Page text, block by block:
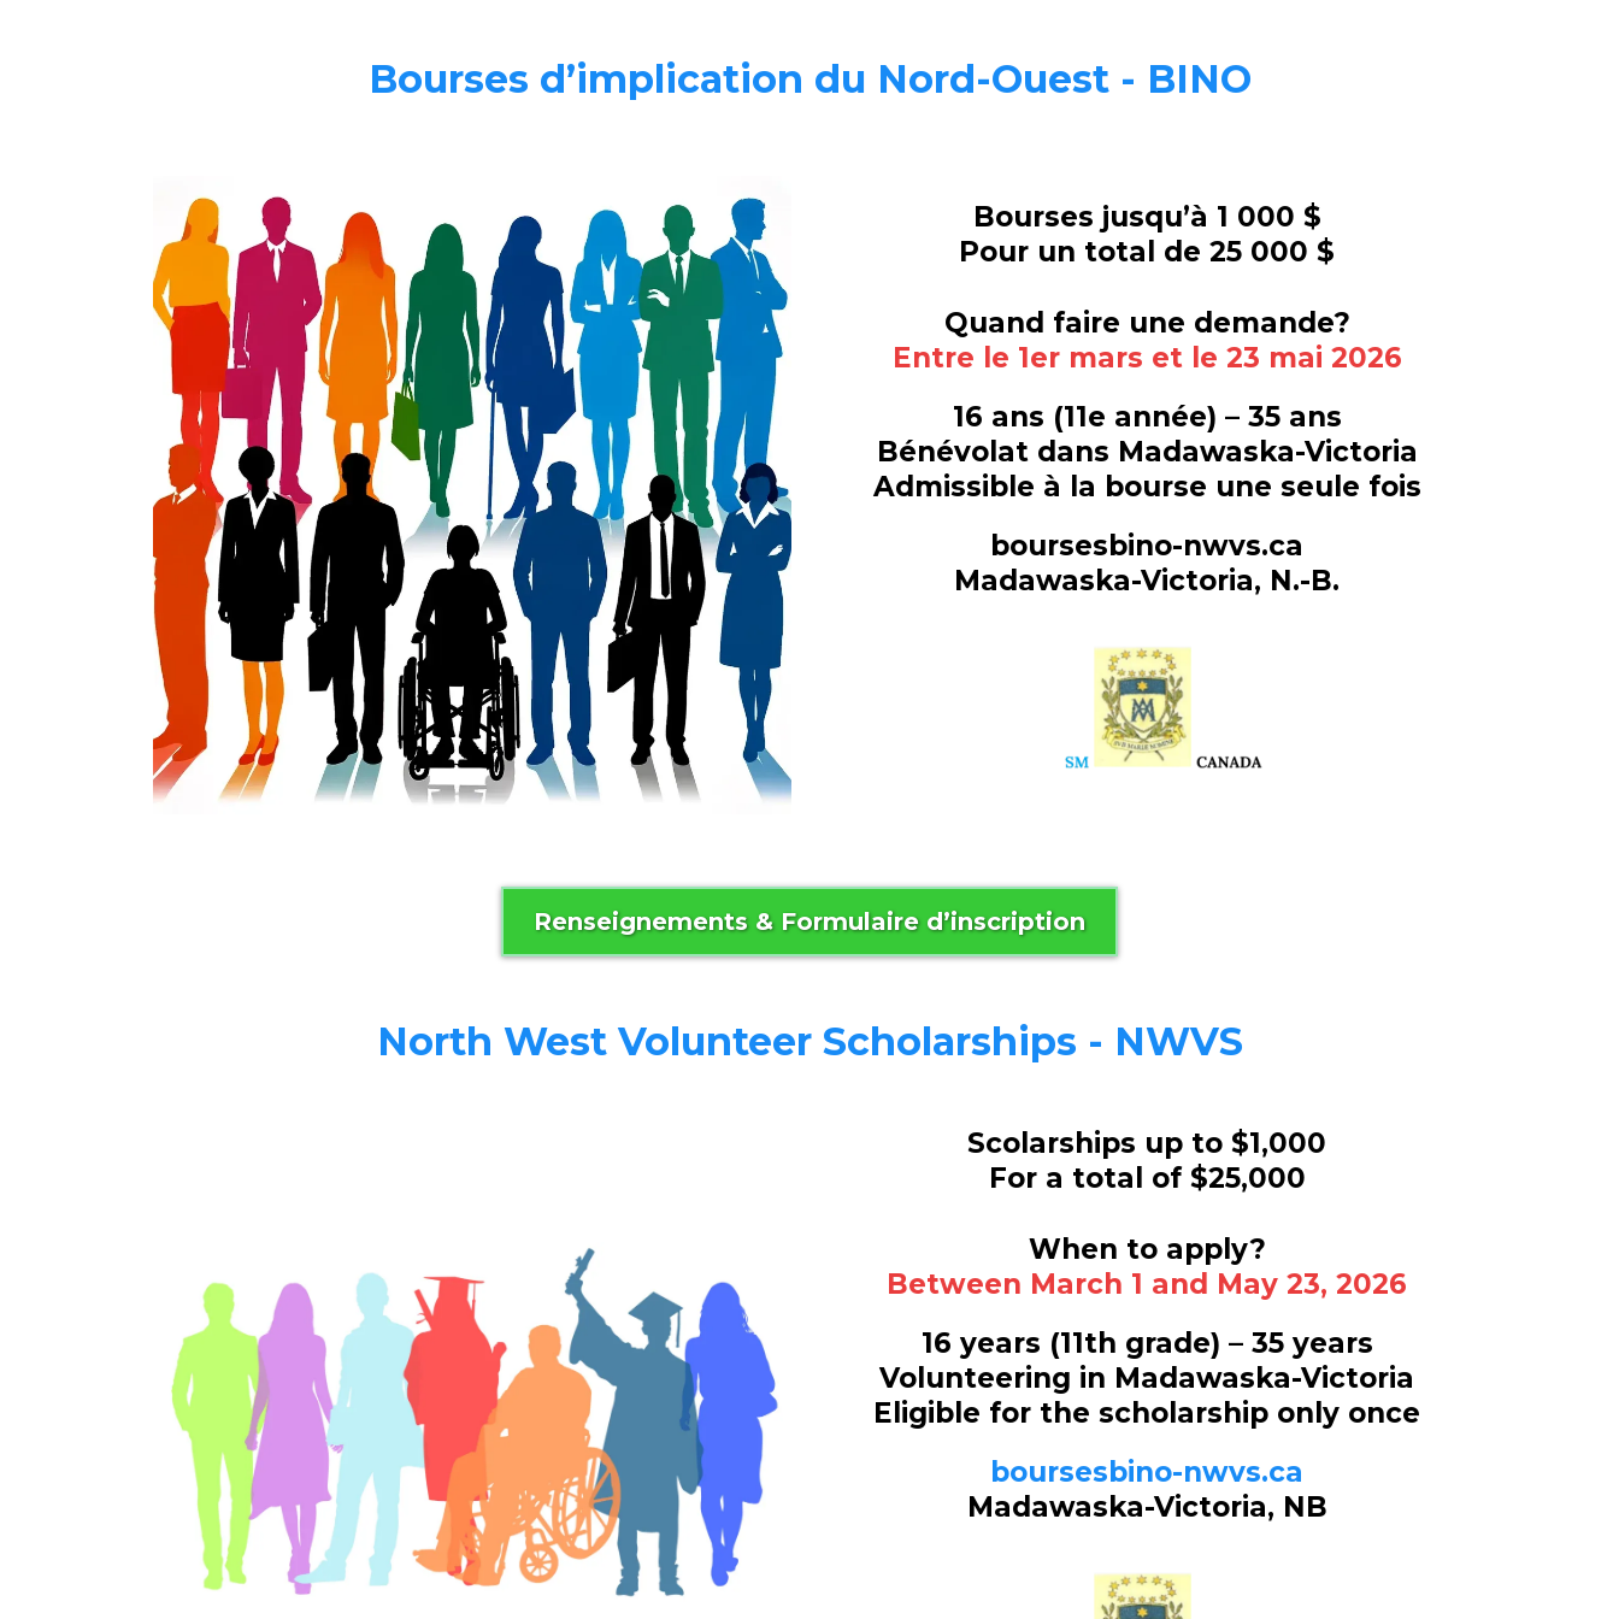
Bourses d’implication du Nord-Ouest - BINO
Bourses jusqu’à 1 000 $
Pour un total de 25 000 $
Quand faire une demande?
Entre le 1er mars et le 23 mai 2026
16 ans (11e année) – 35 ans
Bénévolat dans Madawaska-Victoria
Admissible à la bourse une seule fois
boursesbino-nwvs.ca
Madawaska-Victoria, N.-B.
Renseignements & Formulaire d’inscription
North West Volunteer Scholarships - NWVS
Scolarships up to $1,000
For a total of $25,000
When to apply?
Between March 1 and May 23, 2026
16 years (11th grade) – 35 years
Volunteering in Madawaska-Victoria
Eligible for the scholarship only once
boursesbino-nwvs.ca
Madawaska-Victoria, NB